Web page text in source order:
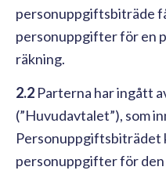
personuppgiftsbiträde
personuppgifter för en
räkning.
2.2 Parterna har ingått
(”Huvudavtalet”), som
Personuppgiftsbiträdet
personuppgifter för